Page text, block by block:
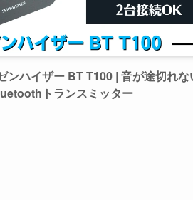
ンハイザー BT T100 | 音が途切れな
トランスミッター